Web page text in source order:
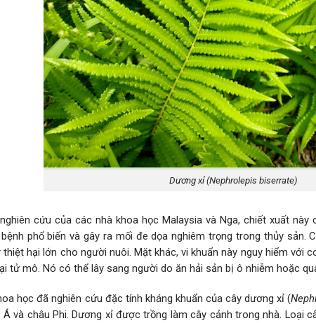
Dương xỉ (Nephrolepis biserrate)
cứu của các nhà khoa học Malaysia và Nga, chiết xuất này
phổ biến và gây ra mối đe dọa nghiêm trọng trong thủy sản.
thiệt hại lớn cho người nuôi. Mặt khác, vi khuẩn này nguy hiểm với
tử mô. Nó có thể lây sang người do ăn hải sản bị ô nhiễm hoặc
học đã nghiên cứu đặc tính kháng khuẩn của cây dương xỉ (
và châu Phi. Dương xỉ được trồng làm cây cảnh trong nhà. Loại